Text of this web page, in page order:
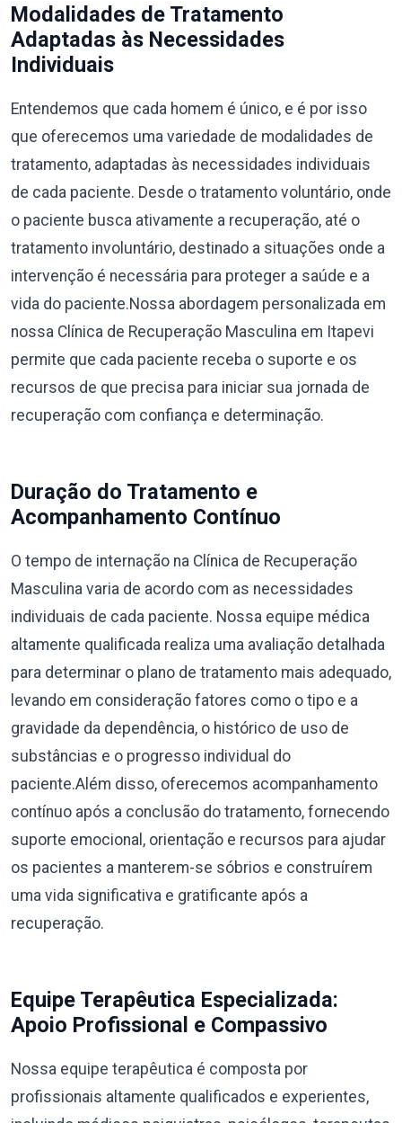
Modalidades de Tratamento
Adaptadas às Necessidades
Individuais
Entendemos que cada homem é único, e é por isso
que oferecemos uma variedade de modalidades de
tratamento, adaptadas às necessidades individuais
de cada paciente. Desde o tratamento voluntário, onde
o paciente busca ativamente a recuperação, até o
tratamento involuntário, destinado a situações onde a
intervenção é necessária para proteger a saúde e a
vida do paciente.Nossa abordagem personalizada em
nossa Clínica de Recuperação Masculina em Itapevi
permite que cada paciente receba o suporte e os
recursos de que precisa para iniciar sua jornada de
recuperação com confiança e determinação.
Duração do Tratamento e
Acompanhamento Contínuo
O tempo de internação na Clínica de Recuperação
Masculina varia de acordo com as necessidades
individuais de cada paciente. Nossa equipe médica
altamente qualificada realiza uma avaliação detalhada
para determinar o plano de tratamento mais adequado,
levando em consideração fatores como o tipo e a
gravidade da dependência, o histórico de uso de
substâncias e o progresso individual do
paciente.Além disso, oferecemos acompanhamento
contínuo após a conclusão do tratamento, fornecendo
suporte emocional, orientação e recursos para ajudar
os pacientes a manterem-se sóbrios e construírem
uma vida significativa e gratificante após a
recuperação.
Equipe Terapêutica Especializada:
Apoio Profissional e Compassivo
Nossa equipe terapêutica é composta por
profissionais altamente qualificados e experientes,